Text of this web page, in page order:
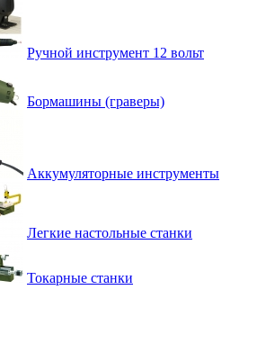
Ручной инструмент 12 вольт
Бормашины (граверы)
Аккумуляторные инструменты
Легкие настольные станки
Токарные станки